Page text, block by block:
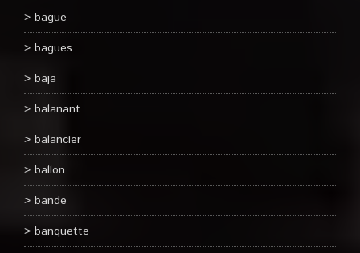
bague
bagues
baja
balanant
balancier
ballon
bande
banquette